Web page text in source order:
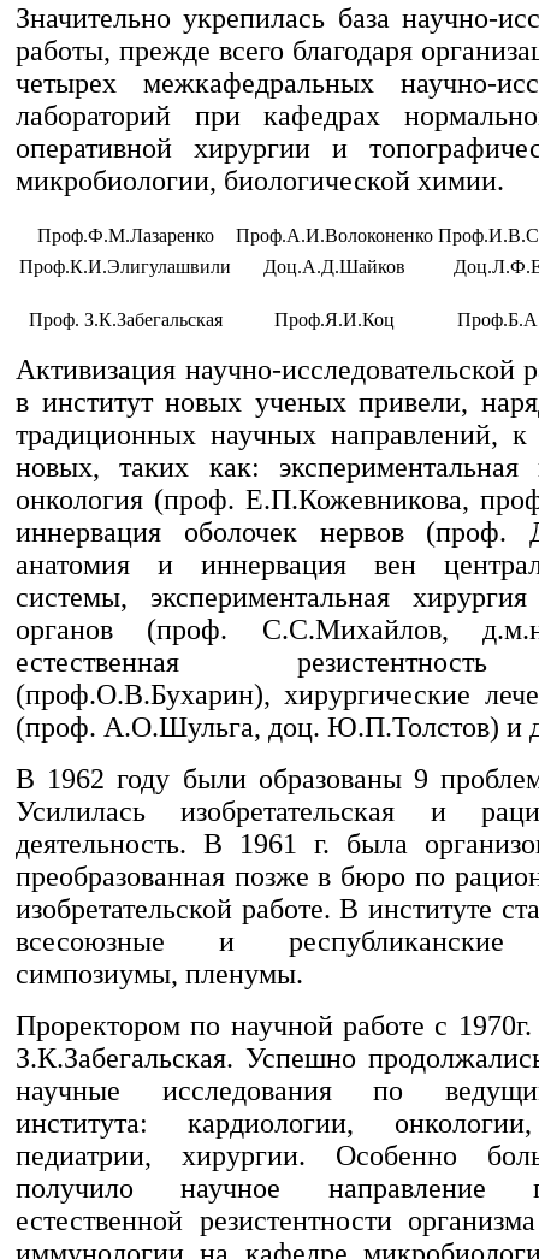
Значительно укрепилась база научно-
работы, прежде всего благодаря
четырех межкафедральных научно-
лабораторий при кафедрах
оперативной хирургии и
микробиологии, биологической химии.
Проф.Ф.М.Лазаренко Проф.А.И.Волоконенко
Проф.К.И.Элигулашвили
Доц.А.Д.Шайков
Проф. З.К.Забегальская Проф.Я.И.Коц
Активизация научно-исследовательской
в институт новых ученых привели,
традиционных научных направлений,
новых, таких как: экспериментальная
онкология (проф. Е.П.Кожевникова,
иннервация оболочек нервов (проф.
анатомия и иннервация вен
системы, экспериментальная
органов (проф. С.С.Михайлов,
естественная
(проф.О.В.Бухарин), хирургические
(проф. А.О.Шульга, доц. Ю.П.Толстов) и
В 1962 году были образованы 9
Усилилась изобретательская и
деятельность. В 1961 г. была
преобразованная позже в бюро по
изобретательской работе. В институте
всесоюзные и республиканские
симпозиумы, пленумы.
Проректором по научной работе с
З.К.Забегальская. Успешно
научные исследования по
института: кардиологии,
педиатрии, хирургии. Особенно
получило научное направление
естественной резистентности